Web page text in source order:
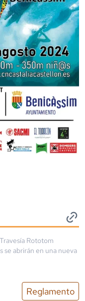
Rototom
se abrirán en una nueva
Reglamento